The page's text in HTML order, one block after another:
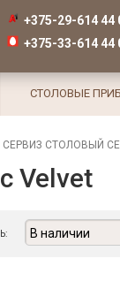
+375-29-614 44
+375-33-614 44
СТОЛОВЫЕ
СТОЛОВЫЙ
Velvet
В наличии